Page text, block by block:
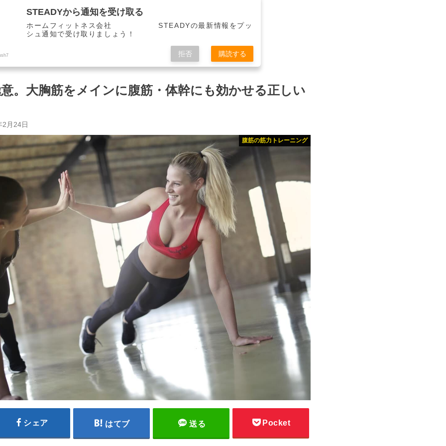
。大胸筋をメインに腹筋・体幹にも効かせる正しい
2月24日
腹筋の筋力トレーニング
シェア はてブ 送る Pocket
STEADYから通知を受け取る
ホームフィットネス会社 STEADYの最新情報をプッ
シュ通知で受け取りましょう！
拒否 購読する